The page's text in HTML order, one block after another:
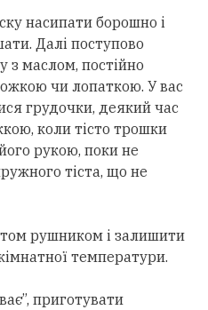
насипати борошно і
Далі поступово
з маслом, постійно
чи лопаткою. У вас
грудочки, деякий час
коли тісто трошки
рукою, поки не
тіста, що не
рушником і залишити
температури.
приготувати